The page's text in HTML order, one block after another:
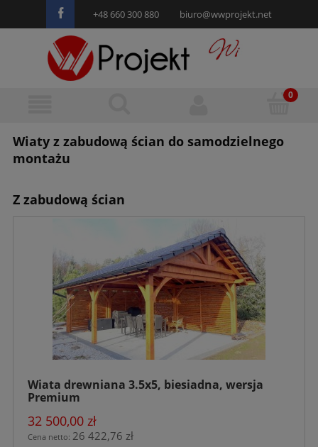
+48 660 300 880 biuro@wwprojekt.net
Wiaty z zabudową ścian do samodzielnego
montażu
Z zabudową ścian
Wiata drewniana 3.5x5, biesiadna, wersja
Premium
32 500,00 zł
Cena netto: 26 422,76 zł